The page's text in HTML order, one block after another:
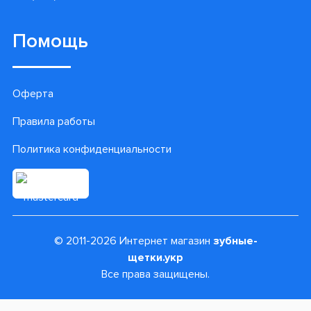
Помощь
Оферта
Правила работы
Политика конфиденциальности
© 2011-2026 Интернет магазин зубные-
щетки.укр
Все права защищены.